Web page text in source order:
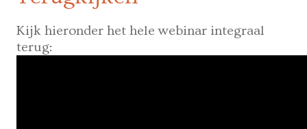
Kijk hieronder het hele webinar integraal
terug: